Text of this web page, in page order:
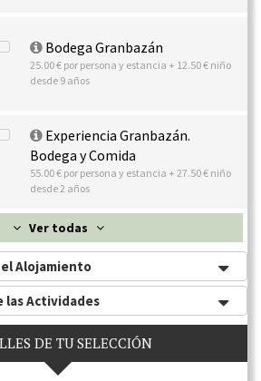
Bodega Granbazán
25.00 € por persona y estancia + 12.50 € niño
desde 9 años
Experiencia Granbazán.
Bodega y Comida
55.00 € por persona y estancia + 27.50 € niño
desde 2 años
Ver todas
Alojamiento
las Actividades
DE TU SELECCIÓN